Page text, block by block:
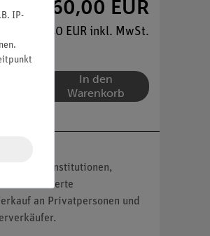
460,00 EUR
547,40 EUR inkl. MwSt.
In den
Warenkorb
nur an Institutionen,
autorisierte
an Privatpersonen und
IP-